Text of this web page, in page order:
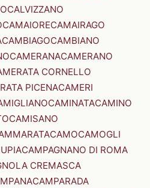
CALVIZZANO
CAMAIORECAMAIRAGO
CAMBIAGOCAMBIANO
CAMERANACAMERANO
CORNELLO
PICENACAMERI
CAMINATACAMINO
CAMISANO
CAMOCAMOGLI
CAMPAGNANO DI ROMA
CREMASCA
CAMPARADA